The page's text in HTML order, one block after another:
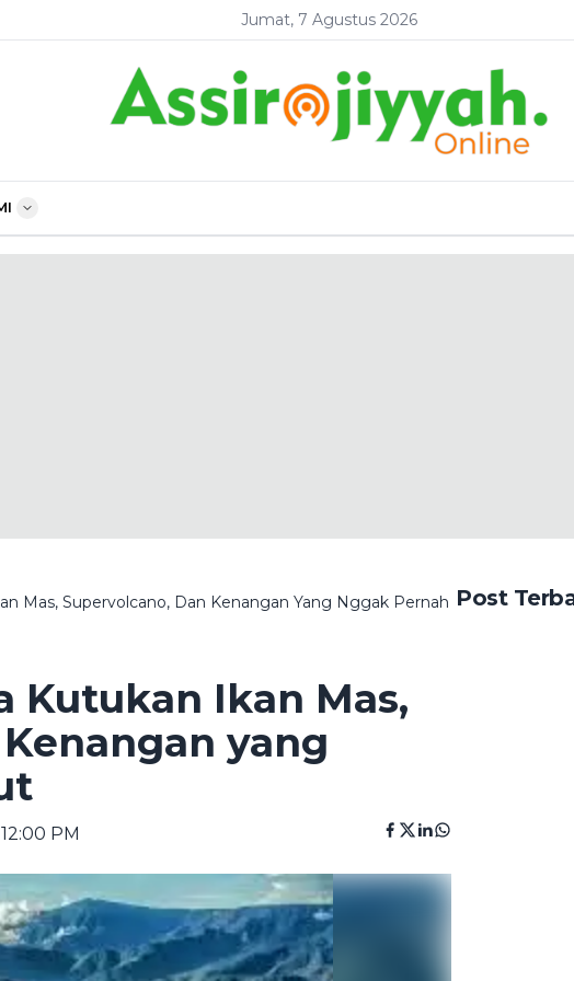
Jumat, 7 Agustus 2026
Mas, Supervolcano, Dan Kenangan Yang Nggak Pernah Surut
Kutukan Ikan Mas,
yang
PM
Post